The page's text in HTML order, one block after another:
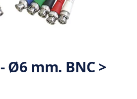
Ø6 mm. BNC >